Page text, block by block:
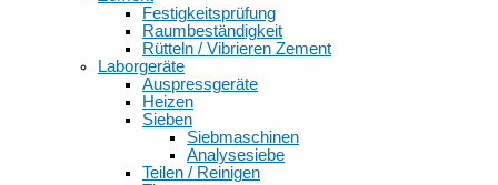
Festigkeitsprüfung
Raumbeständigkeit
Rütteln / Vibrieren Zement
Laborgeräte
Auspressgeräte
Heizen
Sieben
Siebmaschinen
Analysesiebe
Teilen / Reinigen